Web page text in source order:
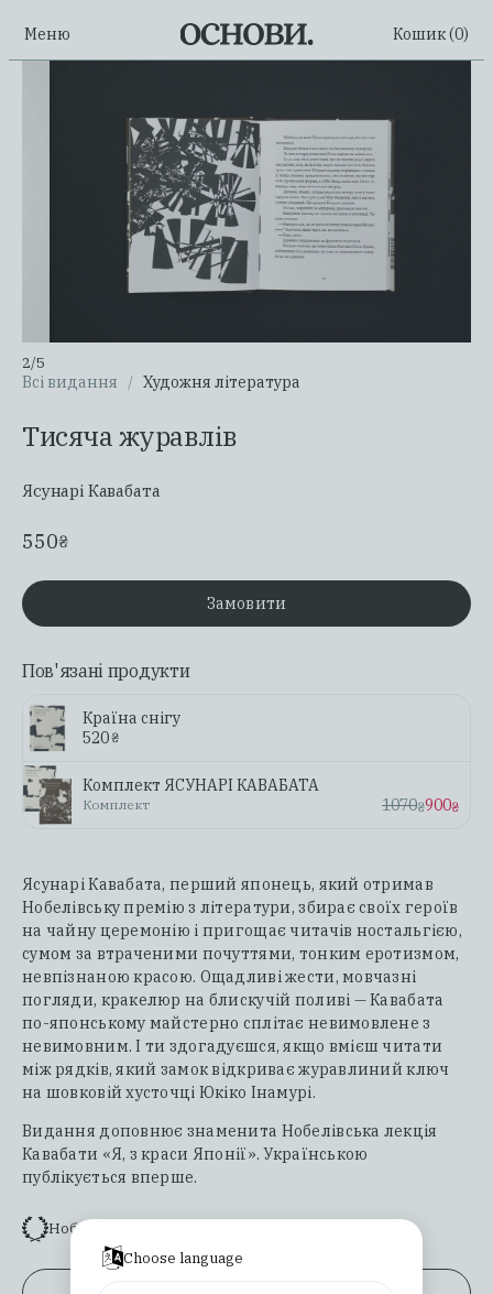
Меню Кошик (0)
Всі видання / Художня література
Тисяча журавлів
Ясунарі Кавабата
550₴
Замовити
Пов'язані продукти
Країна снігу
520₴
Комплект ЯCУНАРІ КАВАБАТА
Комплект 1070₴900₴
Ясунарі Кавабата, перший японець, який отримав
Нобелівську премію з літератури, збирає своїх героїв
на чайну церемонію і пригощає читачів ностальгією,
сумом за втраченими почуттями, тонким еротизмом,
невпізнаною красою. Ощадливі жести, мовчазні
погляди, кракелюр на блискучій поливі — Кавабата
по-японському майстерно сплітає невимовлене з
невимовним. І ти здогадуєшся, якщо вмієш читати
між рядків, який замок відкриває журавлиний ключ
на шовковій хусточці Юкіко Інамурі.
Видання доповнює знаменита Нобелівська лекція
Кавабати «Я, з краси Японії». Українською
публікується вперше.
Нобелівська премія з літератури
2/5
Choose language